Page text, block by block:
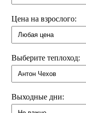
Цена на взрослого:
Выберите теплоход:
Выходные дни: